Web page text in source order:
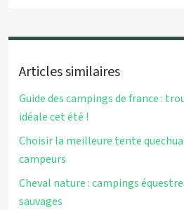
Articles similaires
Guide des campings de france :
idéale cet été !
Choisir la meilleure tente
campeurs
Cheval nature : campings
sauvages